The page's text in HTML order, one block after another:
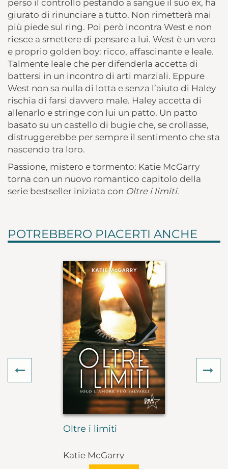
perso il controllo pestando a sangue il suo ex, ha
giurato di rinunciare a tutto. Non rimetterà mai
più piede sul ring. Poi però incontra West e non
riesce a smettere di pensare a lui. West è un vero
e proprio golden boy: ricco, affascinante e leale.
Talmente leale che per difenderla accetta di
battersi in un incontro di arti marziali. Eppure
West non sa nulla di lotta e senza l’aiuto di Haley
rischia di farsi davvero male. Haley accetta di
allenarlo e stringe con lui un patto. Un patto
basato su un castello di bugie che, se crollasse,
distruggerebbe per sempre il sentimento che sta
nascendo tra loro.
Passione, mistero e tormento: Katie McGarry
torna con un nuovo romantico capitolo della
serie bestseller iniziata con Oltre i limiti.
POTREBBERO PIACERTI ANCHE
Oltre i limiti
Katie McGarry
Previous